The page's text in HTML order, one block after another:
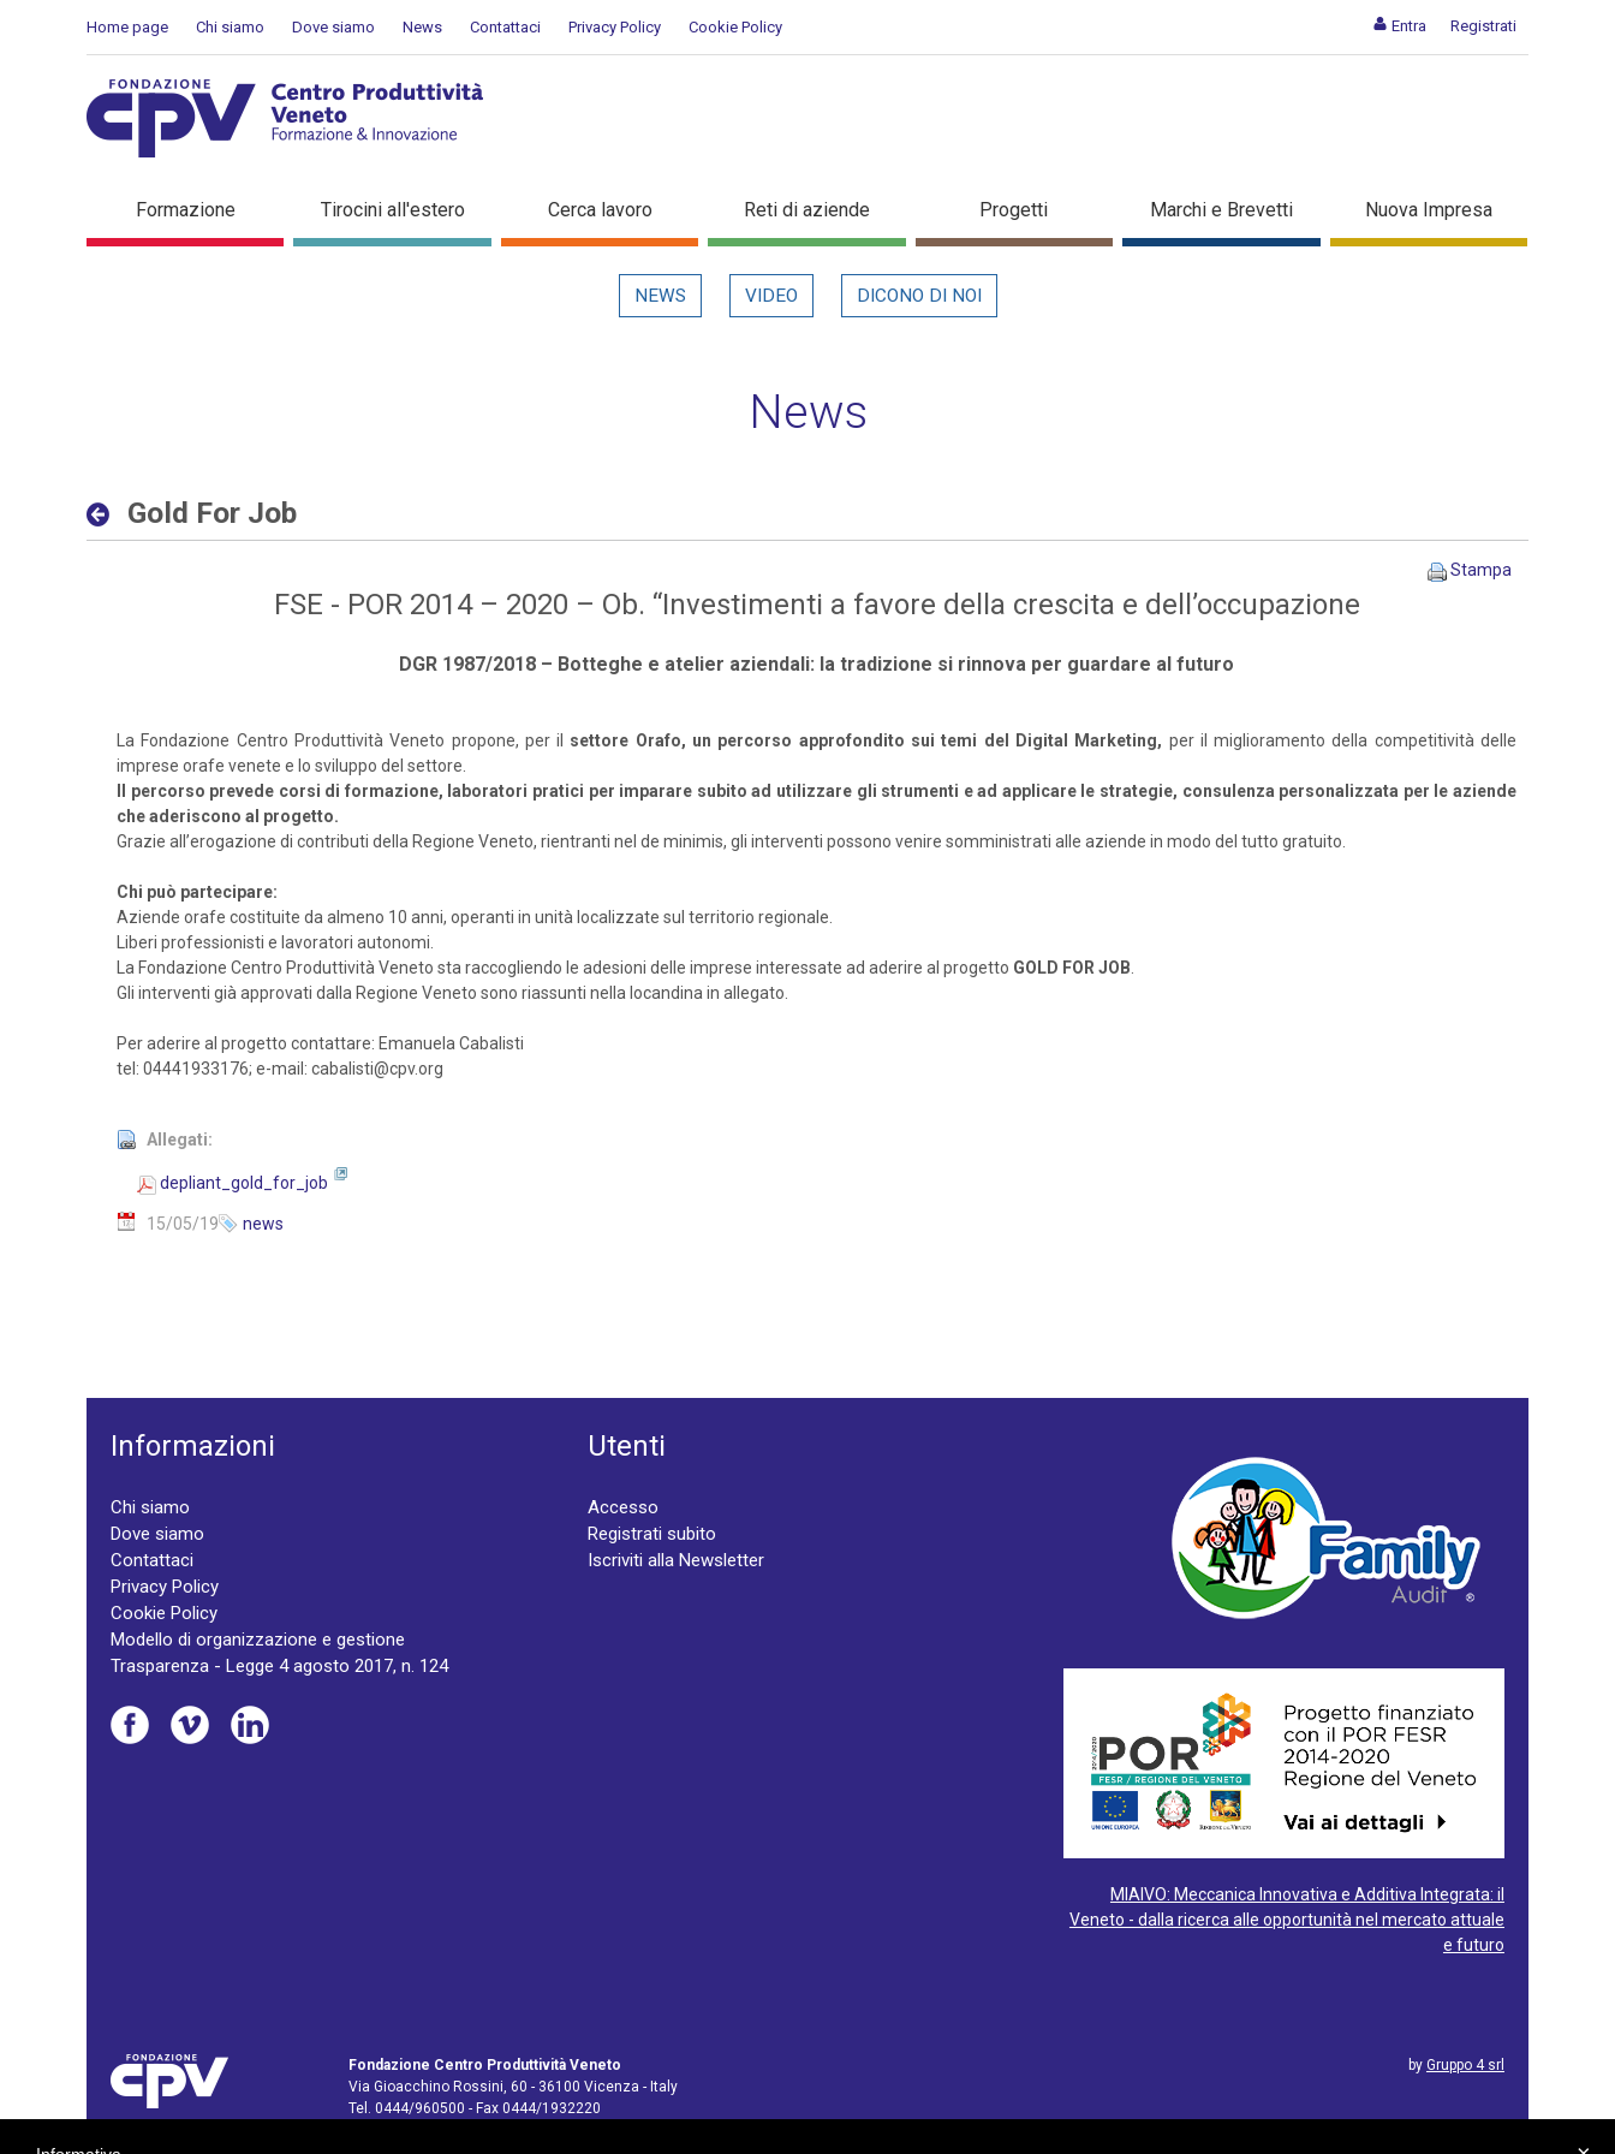
Entra Registrati
Home page Chi siamo Dove siamo News Contattaci Privacy Policy Cookie Policy
Gold For Job - Dettaglio in evidenza
Formazione Tirocini all'estero Cerca lavoro Reti di aziende Progetti Marchi e Brevetti Nuova Impresa
NEWS VIDEO DICONO DI NOI
News
Gold For Job
Stampa
FSE - POR 2014 – 2020 – Ob. “Investimenti a favore della crescita e dell’occupazione
DGR 1987/2018 – Botteghe e atelier aziendali: la tradizione si rinnova per guardare al futuro
La Fondazione Centro Produttività Veneto propone, per il settore Orafo, un percorso approfondito sui temi del Digital Marketing, per il miglioramento della competitività delle
imprese orafe venete e lo sviluppo del settore.
Il percorso prevede corsi di formazione, laboratori pratici per imparare subito ad utilizzare gli strumenti e ad applicare le strategie, consulenza personalizzata per le aziende
che aderiscono al progetto.
Grazie all’erogazione di contributi della Regione Veneto, rientranti nel de minimis, gli interventi possono venire somministrati alle aziende in modo del tutto gratuito.
Chi può partecipare:
Aziende orafe costituite da almeno 10 anni, operanti in unità localizzate sul territorio regionale.
Liberi professionisti e lavoratori autonomi.
La Fondazione Centro Produttività Veneto sta raccogliendo le adesioni delle imprese interessate ad aderire al progetto GOLD FOR JOB.
Gli interventi già approvati dalla Regione Veneto sono riassunti nella locandina in allegato.
Per aderire al progetto contattare: Emanuela Cabalisti
tel: 04441933176; e-mail: cabalisti@cpv.org
Allegati:
depliant_gold_for_job
15/05/19 news
Informazioni
Chi siamo
Dove siamo
Contattaci
Privacy Policy
Cookie Policy
Modello di organizzazione e gestione
Trasparenza - Legge 4 agosto 2017, n. 124
Utenti
Accesso
Registrati subito
Iscriviti alla Newsletter
MIAIVO: Meccanica Innovativa e Additiva Integrata: il
Veneto - dalla ricerca alle opportunità nel mercato attuale
e futuro
Fondazione Centro Produttività Veneto
Via Gioacchino Rossini, 60 - 36100 Vicenza - Italy
Tel. 0444/960500 - Fax 0444/1932220
by Gruppo 4 srl